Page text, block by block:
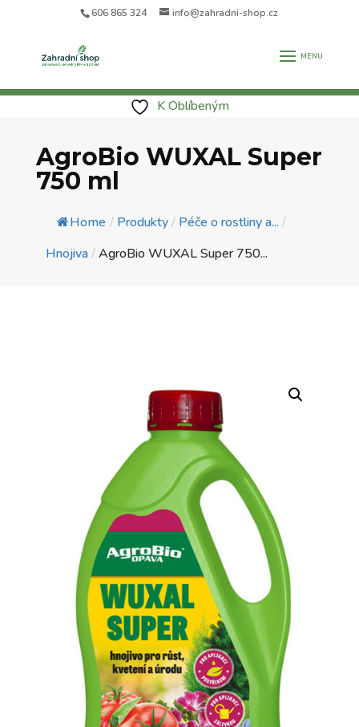
606 865 324 info@zahradni-shop.cz
K Oblíbeným
AgroBio WUXAL Super
750 ml
Home / Produkty/ Péče o rostliny a... /
Hnojiva/AgroBio WUXAL Super 750...